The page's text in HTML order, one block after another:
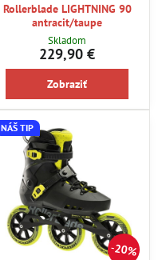
Rollerblade LIGHTNING 90
antracit/taupe
Skladom
229,90 €
Zobraziť
20%
NÁŠ TIP